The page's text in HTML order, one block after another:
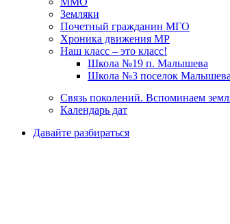
Земляки
Почетный гражданин МГО
Хроника движения МР
Наш класс – это класс!
Школа №19 п. Малышева
Школа №3 поселок Малышева
Связь поколений. Вспоминаем
Календарь дат
Давайте разбираться